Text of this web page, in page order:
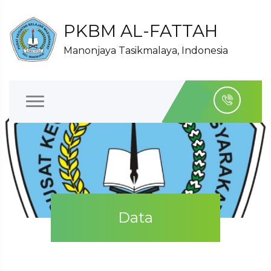
PKBM AL-FATTAH
Manonjaya Tasikmalaya, Indonesia
Data